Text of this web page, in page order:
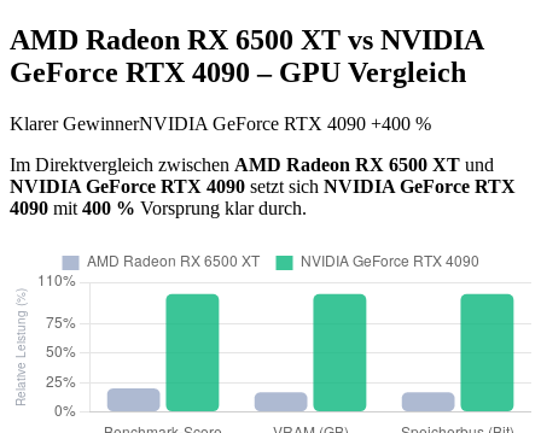
AMD Radeon RX 6500 XT vs NVIDIA
GeForce RTX 4090 – GPU Vergleich
Klarer GewinnerNVIDIA GeForce RTX 4090 +400 %
Im Direktvergleich zwischen AMD Radeon RX 6500 XT und
NVIDIA GeForce RTX 4090 setzt sich NVIDIA GeForce RTX
4090 mit 400 % Vorsprung klar durch.